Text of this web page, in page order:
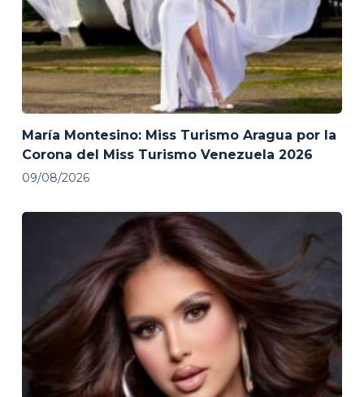
María Montesino: Miss Turismo Aragua por la
Corona del Miss Turismo Venezuela 2026
09/08/2026